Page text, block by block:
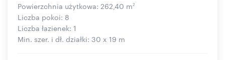
Powierzchnia użytkowa: 262,40 m2
Liczba pokoi: 8
Liczba łazienek: 1
Min. szer. i dł. działki: 30 x 19 m